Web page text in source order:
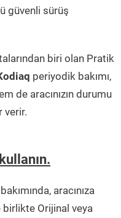
güvenli sürüş
biri olan Pratik
periyodik bakımı,
de aracınızın durumu
verir.
aracınıza
Orijinal veya